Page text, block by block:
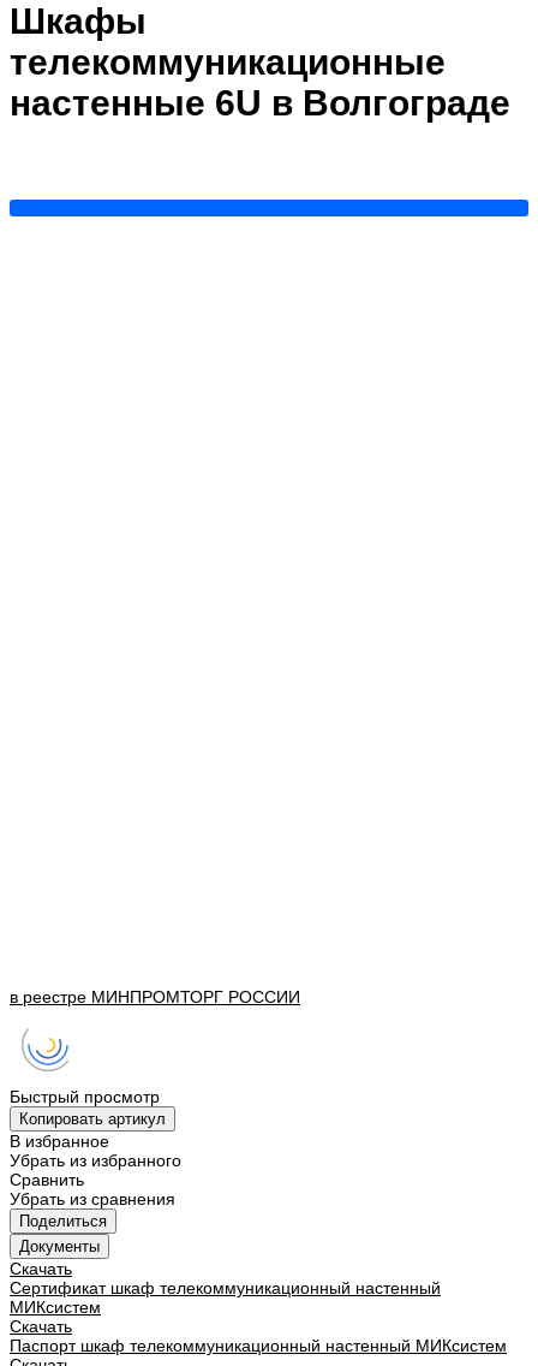
Шкафы
телекоммуникационные
настенные 6U в Волгограде
в реестре МИНПРОМТОРГ РОССИИ
Быстрый просмотр
Копировать артикул
В избранное
Убрать из избранного
Сравнить
Убрать из сравнения
Поделиться
Документы
Скачать
Сертификат шкаф телекоммуникационный настенный
МИКсистем
Скачать
Паспорт шкаф телекоммуникационный настенный МИКсистем